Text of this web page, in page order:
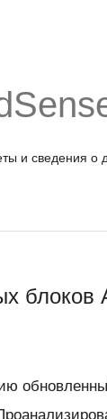
и сведения
блоков